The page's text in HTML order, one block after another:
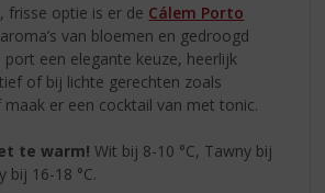
frisse optie is er de Cálem Porto
van bloemen en gedroogd
een elegante keuze, heerlijk
of bij lichte gerechten zoals
maak er een cocktail van met tonic.
te warm! Wit bij 8-10 °C, Tawny bij
bij 16-18 °C.